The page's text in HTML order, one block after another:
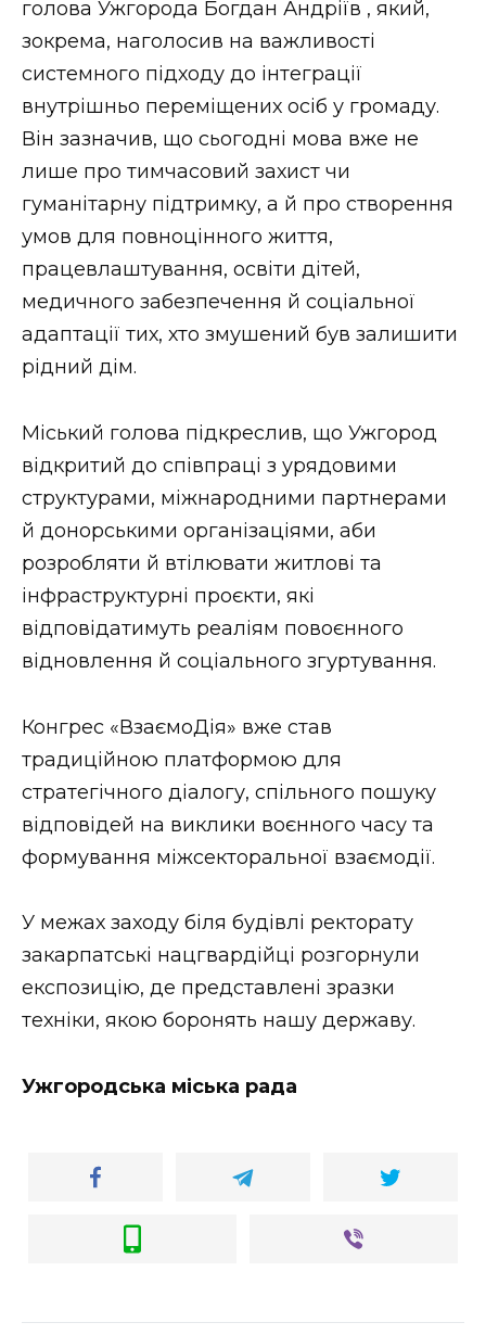
голова Ужгорода Богдан Андріїв , який,
зокрема, наголосив на важливості
системного підходу до інтеграції
внутрішньо переміщених осіб у громаду.
Він зазначив, що сьогодні мова вже не
лише про тимчасовий захист чи
гуманітарну підтримку, а й про створення
умов для повноцінного життя,
працевлаштування, освіти дітей,
медичного забезпечення й соціальної
адаптації тих, хто змушений був залишити
рідний дім.
Міський голова підкреслив, що Ужгород
відкритий до співпраці з урядовими
структурами, міжнародними партнерами
й донорськими організаціями, аби
розробляти й втілювати житлові та
інфраструктурні проєкти, які
відповідатимуть реаліям повоєнного
відновлення й соціального згуртування.
Конгрес «ВзаємоДія» вже став
традиційною платформою для
стратегічного діалогу, спільного пошуку
відповідей на виклики воєнного часу та
формування міжсекторальної взаємодії.
У межах заходу біля будівлі ректорату
закарпатські нацгвардійці розгорнули
експозицію, де представлені зразки
техніки, якою боронять нашу державу.
Ужгородська міська рада